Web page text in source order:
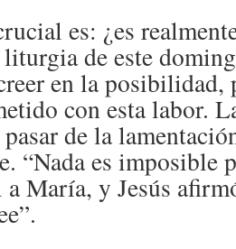
es: ¿es
liturgia de este
en la posibilidad,
con esta labor.
de la
“Nada es imposible
María, y Jesús